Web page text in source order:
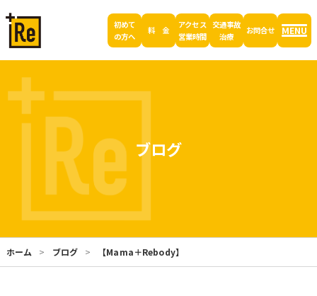
初めて
の方へ
料 金
アクセス
営業時間
交通事故
治療
お問合せ MENU
ブログ
ホーム ブログ 【Mama＋Rebody】